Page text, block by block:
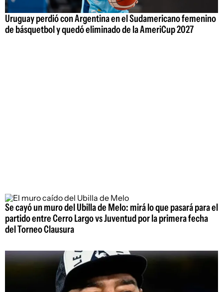
Uruguay perdió con Argentina en el Sudamericano femenino
de básquetbol y quedó eliminado de la AmeriCup 2027
Se cayó un muro del Ubilla de Melo: mirá lo que pasará para el
partido entre Cerro Largo vs Juventud por la primera fecha
del Torneo Clausura